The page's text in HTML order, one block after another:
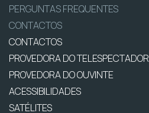
PERGUNTAS FREQUENTES
CONTACTOS
CONTACTOS
PROVEDORA DO TELESPECTADOR
PROVEDORA DO OUVINTE
ACESSIBILIDADES
SATÉLITES